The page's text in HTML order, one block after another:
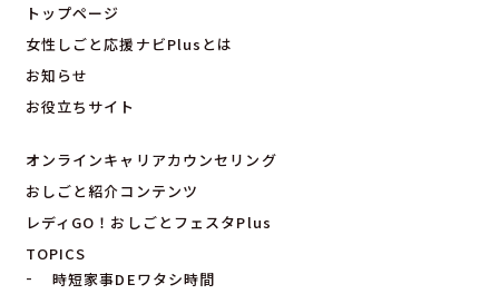
トップページ
女性しごと応援ナビPlusとは
お知らせ
お役立ちサイト
オンラインキャリアカウンセリング
おしごと紹介コンテンツ
レディGO！おしごとフェスタPlus
TOPICS
時短家事DEワタシ時間